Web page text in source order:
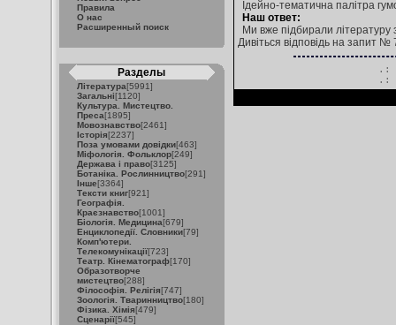
Правила
О нас
Расширенный поиск
Разделы
Література[5991]
Загальні[1120]
Культура. Мистецтво.
Преса[1895]
Мовознавство[2461]
Історія[2237]
Поза умовами довідки[463]
Міфологія. Фольклор[249]
Держава і право[3125]
Ботаніка. Рослинництво[291]
Інше[3364]
Тексти книг[921]
Географія.
Краєзнавство[1001]
Біологія. Медицина[679]
Енциклопедії. Словники[79]
Комп'ютери.
Телекомунікації[723]
Театр. Кінематограф[170]
Образотворче
мистецтво[288]
Філософія. Релігія[747]
Зоологія. Тваринництво[180]
Фізика. Хімія[479]
Сценарії[545]
Ідейно-тематична палітра
Наш ответ:
Ми вже підбирали літературу
Дивіться відповідь на запит
.:
.: